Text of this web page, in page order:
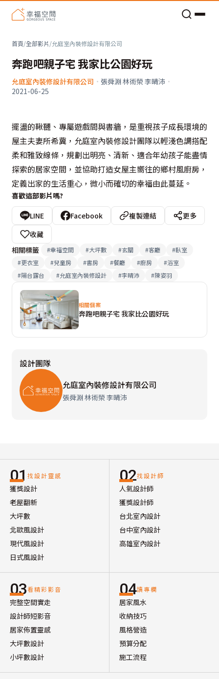
首頁/全部影片/允庭室內裝修設計有限公司
奔跑吧親子宅 我家比公園好玩
允庭室內裝修設計有限公司 · 張舜淵 林術榮 李晴沛 ·
2021-06-25
擺盪的鞦韆、專屬遊戲間與書牆，是重視孩子成長環境的
屋主夫妻所希冀，允庭室內裝修設計團隊以輕淺色調搭配
柔和雅致線條，規劃出明亮、清新、適合年幼孩子能盡情
探索的居家空間，並協助打造女屋主嚮往的鄉村風廚房，
定義出家的生活重心，微小而確切的幸福由此蔓延。
喜歡這部影片嗎?
LINE Facebook 複製連結
更多
收藏
相關標籤
#幸福空間 #大坪數 #玄關 #客廳 #臥室
#更衣室 #兒童房 #書房 #餐廳 #廚房 #浴室
#陽台露台 #允庭室內裝修設計 #李晴沛 #陳姿羽
相關個案
奔跑吧親子宅 我家比公園好玩
設計團隊
允庭室內裝修設計有限公司
張舜淵 林術榮 李晴沛
01 找設計靈感
獲獎設計
老屋翻新
大坪數
北歐風設計
現代風設計
日式風設計
02找設計師
人氣設計師
獲獎設計師
台北室內設計
台中室內設計
高雄室內設計
03看精彩影音
完整空間實走
設計師短影音
居家佈置靈感
大坪數設計
小坪數設計
04讀專欄
居家風水
收納技巧
風格營造
預算分配
施工流程